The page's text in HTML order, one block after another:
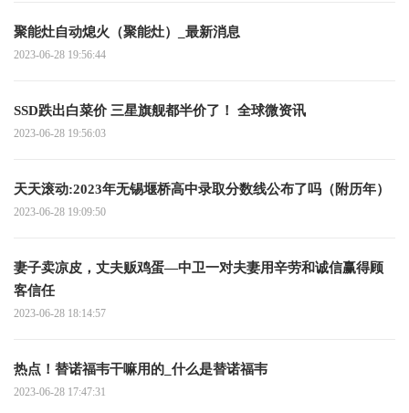
聚能灶自动熄火（聚能灶）_最新消息
2023-06-28 19:56:44
SSD跌出白菜价 三星旗舰都半价了！ 全球微资讯
2023-06-28 19:56:03
天天滚动:2023年无锡堰桥高中录取分数线公布了吗（附历年）
2023-06-28 19:09:50
妻子卖凉皮，丈夫贩鸡蛋—中卫一对夫妻用辛劳和诚信赢得顾
客信任
2023-06-28 18:14:57
热点！替诺福韦干嘛用的_什么是替诺福韦
2023-06-28 17:47:31